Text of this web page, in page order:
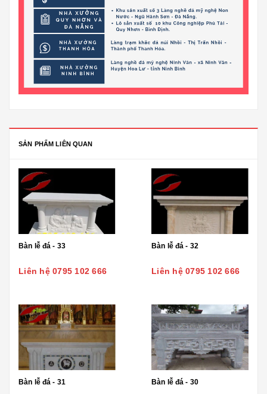
SẢN PHẨM LIÊN QUAN
Bàn lễ đá - 33
Liên hệ 0795 102 666
Bàn lễ đá - 32
Liên hệ 0795 102 666
Bàn lễ đá - 31 Bàn lễ đá - 30